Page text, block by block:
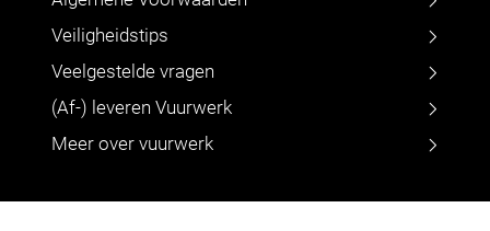
Veiligheidstips
Veelgestelde vragen
(Af-) leveren Vuurwerk
Meer over vuurwerk